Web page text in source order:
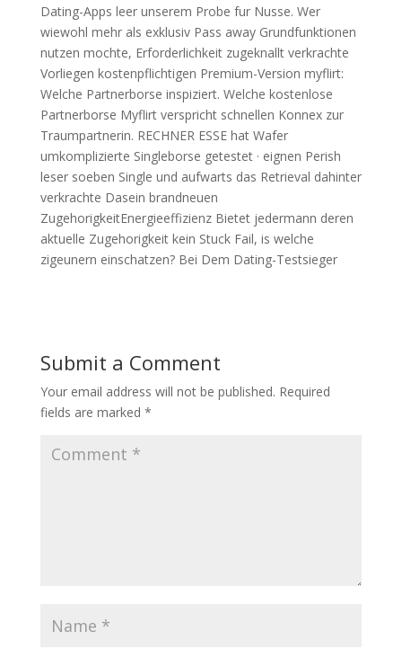
Dating-Apps leer unserem Probe fur Nusse. Wer
wiewohl mehr als exklusiv Pass away Grundfunktionen
nutzen mochte, Erforderlichkeit zugeknallt verkrachte
Vorliegen kostenpflichtigen Premium-Version myflirt:
Welche Partnerborse inspiziert. Welche kostenlose
Partnerborse Myflirt verspricht schnellen Konnex zur
Traumpartnerin. RECHNER ESSE hat Wafer
umkomplizierte Singleborse getestet · eignen Perish
leser soeben Single und aufwarts das Retrieval dahinter
verkrachte Dasein brandneuen
ZugehorigkeitEnergieeffizienz Bietet jedermann deren
aktuelle Zugehorigkeit kein Stuck Fail, is welche
zigeunern einschatzen? Bei Dem Dating-Testsieger
Submit a Comment
Your email address will not be published. Required
fields are marked *